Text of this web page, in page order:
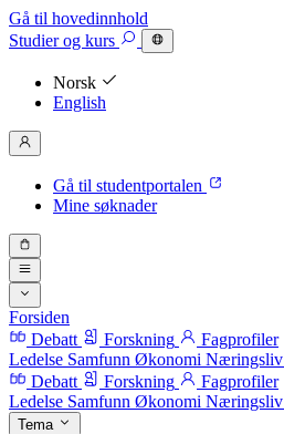
Gå til hovedinnhold
Studierog kurs
Norsk
English
Gå til studentportalen
Mine søknader
Forsiden
Debatt
Forskning
Fagprofiler
Ledelse Samfunn Økonomi Næringsliv
Debatt
Forskning
Fagprofiler
Ledelse Samfunn Økonomi Næringsliv
Tema